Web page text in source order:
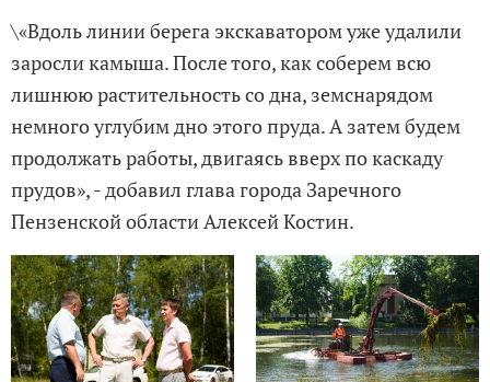
\«Вдоль линии берега экскаватором уже удалили
заросли камыша. После того, как соберем всю
лишнюю растительность со дна, земснарядом
немного углубим дно этого пруда. А затем будем
продолжать работы, двигаясь вверх по каскаду
прудов», - добавил глава города Заречного
Пензенской области Алексей Костин.